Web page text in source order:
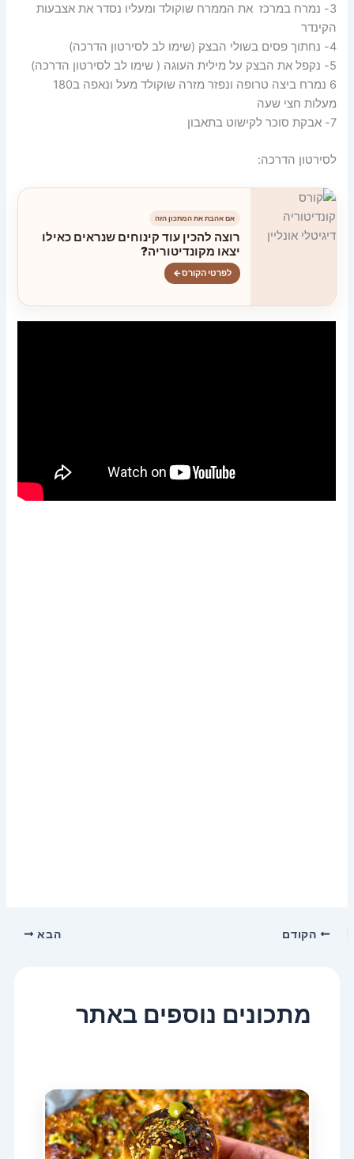
3- נמרח במרכז את הממרח שוקולד ומעליו נסדר את אצבעות
הקינדר
4- נחתוך פסים בשולי הבצק (שימו לב לסירטון הדרכה)
5- נקפל את הבצק על מילית העוגה ( שימו לב לסירטון הדרכה)
6 נמרח ביצה טרופה ונפזר מזרה שוקולד מעל ונאפה ב180
מעלות חצי שעה
7- אבקת סוכר לקישוט בתאבון
לסירטון הדרכה:
אם אהבת את המתכון הזה
רוצה להכין עוד קינוחים שנראים כאילו
יצאו מקונדיטוריה?
לפרטי הקורס←
הקודם הבא
מתכונים נוספים באתר